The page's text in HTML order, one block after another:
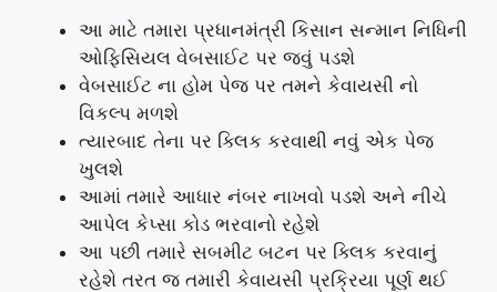
આ માટે તમારા પ્રધાનમંત્રી કિસાન સન્માન નિધિની
ઓફિસિયલ વેબસાઈટ પર જવું પડશે
વેબસાઈટ ના હોમ પેજ પર તમને કેવાયસી નો
વિકલ્પ મળશે
ત્યારબાદ તેના પર ક્લિક કરવાથી નવું એક પેજ
ખુલશે
આમાં તમારે આધાર નંબર નાખવો પડશે અને નીચે
આપેલ કેપ્સા કોડ ભરવાનો રહેશે
આ પછી તમારે સબમીટ બટન પર ક્લિક કરવાનું
રહેશે તરત જ તમારી કેવાયસી પ્રક્રિયા પૂર્ણ થઈ